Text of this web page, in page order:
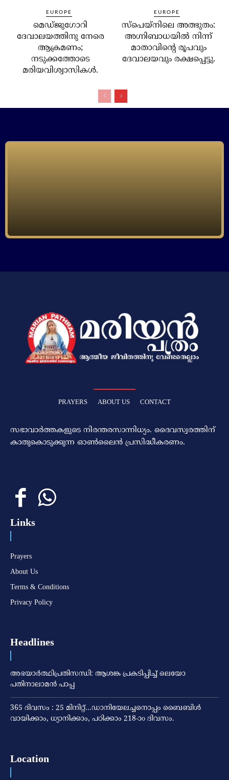
EUROPE
മെഡ്ജുഗോറി
ദേവാലയത്തിനു നേരെ
ആക്രമണം;
നടുക്കത്തോടെ
മരിയവിശ്വാസികള്‍.
EUROPE
സ്‌പെയ്‌നിലെ അത്ഭുതം:
അഗ്നിബാധയില്‍ നിന്ന്
മാതാവിന്റെ രൂപവും
ദേവാലയവും രക്ഷപ്പെട്ടു.
PRAYERS ABOUT US CONTACT
സഭാവാര്‍ത്തകളുടെ നിരന്തരസാന്നിധ്യം. ദൈവസ്വരത്തിന്‌
കാതുകൊടുക്കുന്ന ഓണ്‍ലൈന്‍ പ്രസിദ്ധീകരണം.
Links
Prayers
About Us
Terms & Conditions
Privacy Policy
Headlines
അഭയാര്‍ത്ഥിപ്രതിസന്ധി: ആശങ്ക പ്രകടിപ്പിച്ച് ലെയോ
പതിനാലാമന്‍ പാപ്പ
365 ദിവസം : 25 മിനിറ്റ്…ഡാനിയേലച്ചനൊപ്പം ബൈബിൾ
വായിക്കാം, ധ്യാനിക്കാം, പഠിക്കാം 218-ാo ദിവസം.
Location